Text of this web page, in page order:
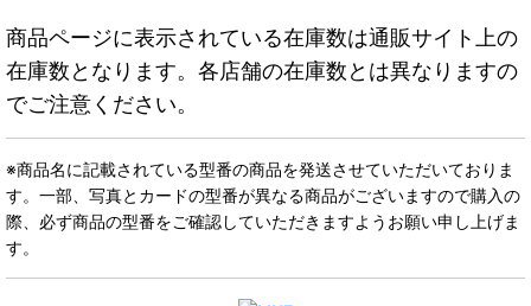
商品ページに表示されている在庫数は通販サイト上の
在庫数となります。各店舗の在庫数とは異なりますの
でご注意ください。
※商品名に記載されている型番の商品を発送させていただいておりま
す。一部、写真とカードの型番が異なる商品がございますので購入の
際、必ず商品の型番をご確認していただきますようお願い申し上げま
す。